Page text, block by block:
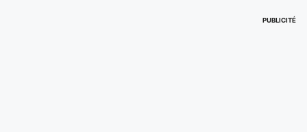
PUBLICITÉ